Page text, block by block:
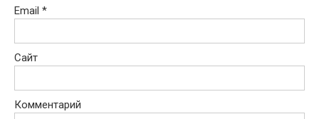
Email *
Сайт
Комментарий